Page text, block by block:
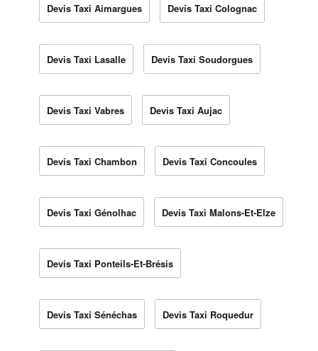
Devis Taxi Aimargues Devis Taxi Colognac
Devis Taxi Lasalle Devis Taxi Soudorgues
Devis Taxi Vabres Devis Taxi Aujac
Devis Taxi Chambon Devis Taxi Concoules
Devis Taxi Génolhac Devis Taxi Malons-Et-Elze
Devis Taxi Ponteils-Et-Brésis
Devis Taxi Sénéchas Devis Taxi Roquedur